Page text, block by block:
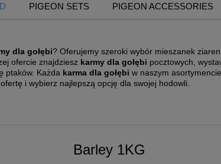
PIGEON SETS PIGEON ACCESSORIES
dla gołębi? Oferujemy szeroki wybór mieszanek
ofercie znajdziesz karmy dla gołębi pocztowych,
ptaków. Każda karma dla gołębi w naszym
i wybierz najlepszą opcję dla swojej hodowli.
Barley 1KG